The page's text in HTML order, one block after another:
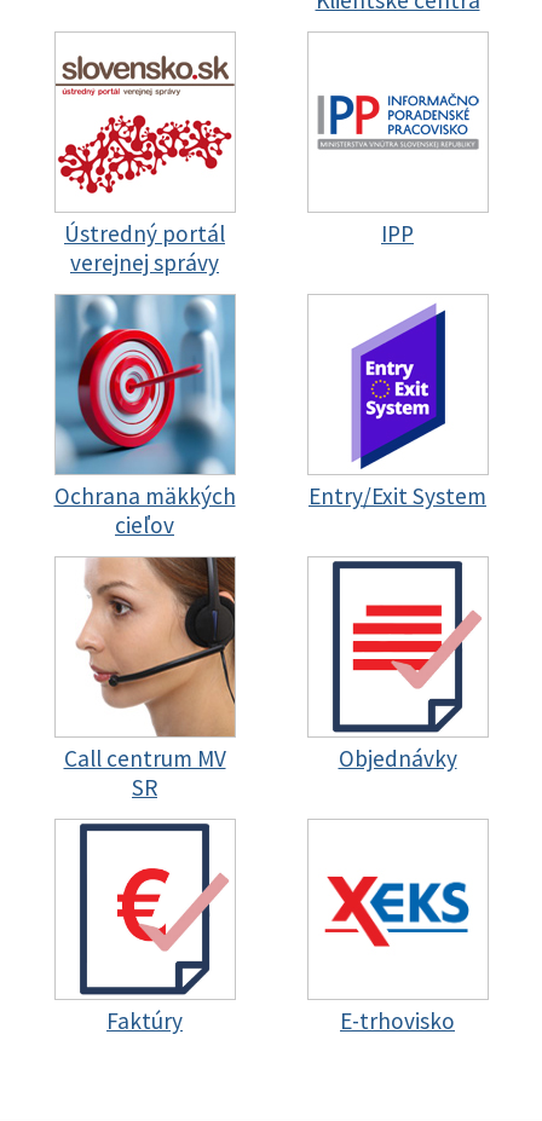
Ústredný portál
verejnej správy
IPP
Ochrana mäkkých
cieľov
Entry/Exit System
Call centrum MV
SR
Objednávky
Faktúry E-trhovisko